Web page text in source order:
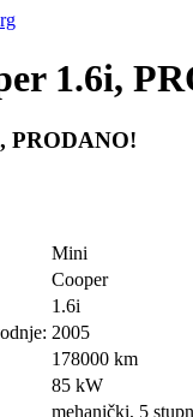
1.6i,
PRODANO!
Mini
Cooper
1.6i
2005
178000 km
85 kW
mehanički, 5